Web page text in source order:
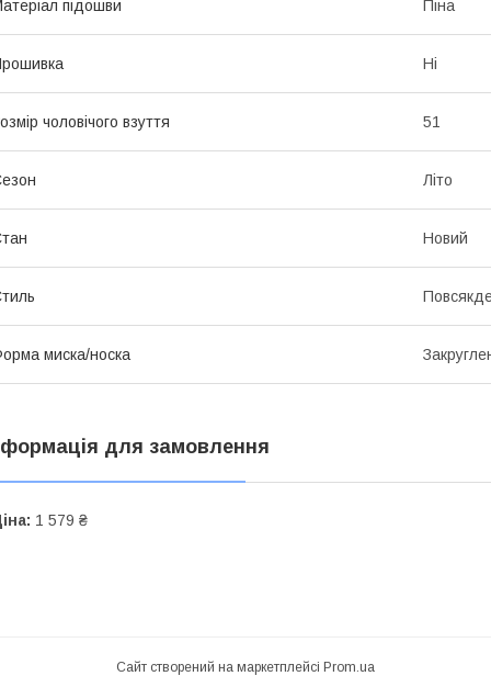
підошви Піна
Ні
чоловічого взуття 51
Літо
Новий
миска/носка
для замовлення
1 579 ₴
Сайт створений на маркетплейсі Prom.ua